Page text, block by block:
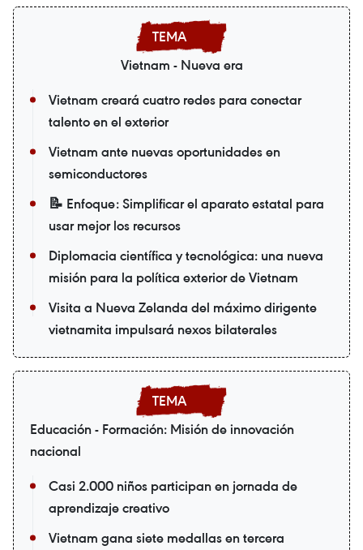
Vietnam - Nueva era
Vietnam creará cuatro redes para conectar
talento en el exterior
Vietnam ante nuevas oportunidades en
semiconductores
📝 Enfoque: Simplificar el aparato estatal para
usar mejor los recursos
Diplomacia científica y tecnológica: una nueva
misión para la política exterior de Vietnam
Visita a Nueva Zelanda del máximo dirigente
vietnamita impulsará nexos bilaterales
Educación - Formación: Misión de innovación
nacional
Casi 2.000 niños participan en jornada de
aprendizaje creativo
Vietnam gana siete medallas en tercera